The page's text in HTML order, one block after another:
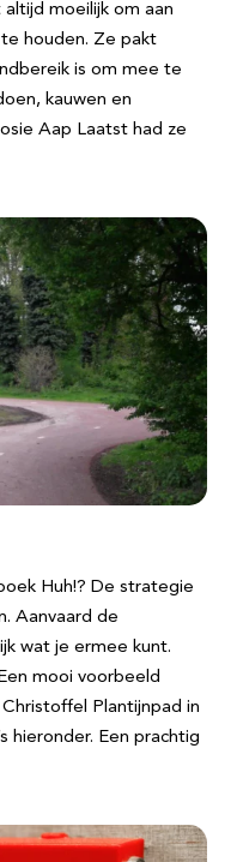
moeilijk om aan
houden. Ze pakt
is om mee te
kauwen en
Aap Laatst had ze
Huh!? De strategie
Aanvaard de
wat je ermee kunt.
mooi voorbeeld
Plantijnpad in
hieronder. Een prachtig